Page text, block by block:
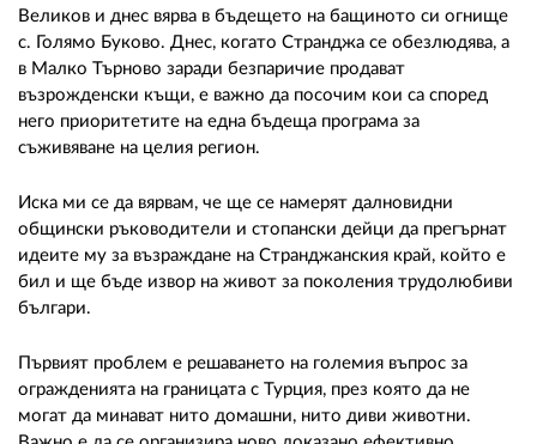
Великов и днес вярва в бъдещето на бащиното си огнище
с. Голямо Буково. Днес, когато Странджа се обезлюдява, а
в Малко Търново заради безпаричие продават
възрожденски къщи, е важно да посочим кои са според
него приоритетите на една бъдеща програма за
съживяване на целия регион.
Иска ми се да вярвам, че ще се намерят далновидни
общински ръководители и стопански дейци да прегърнат
идеите му за възраждане на Странджанския край, който е
бил и ще бъде извор на живот за поколения трудолюбиви
българи.
Първият проблем е решаването на големия въпрос за
огражденията на границата с Турция, през която да не
могат да минават нито домашни, нито диви животни.